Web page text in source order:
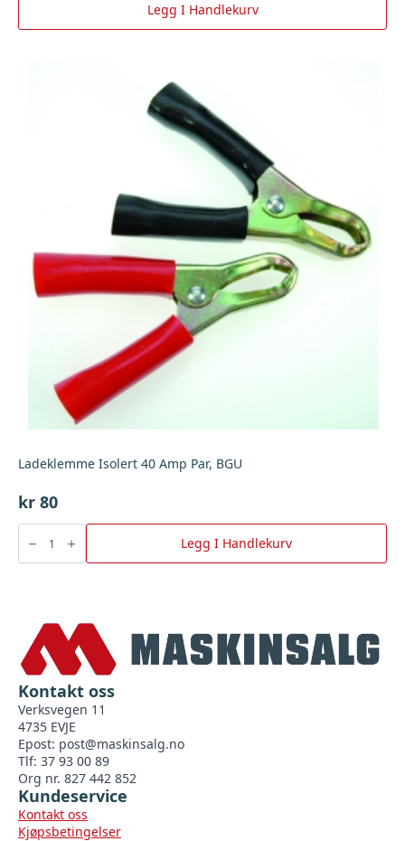
Legg I Handlekurv
Ladeklemme Isolert 40 Amp Par, BGU
kr 80
Ladeklemme
40
Amp
Legg I Handlekurv
Kontakt oss
Verksvegen 11
4735 EVJE
Epost: post@maskinsalg.no
Tlf: 37 93 00 89
Org nr. 827 442 852
Kundeservice
Kontakt oss
Kjøpsbetingelser